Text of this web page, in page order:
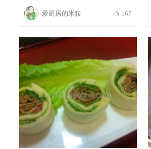
爱厨房的米粒 167